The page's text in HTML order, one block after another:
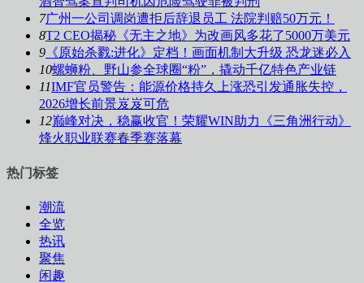
7广州一公司调岗遭拒后辞退员工 法院判赔50万元！
8T2 CEO揭秘《无主之地》为改画风多花了5000万美元
9 《原始杀戮:进化》定档！画面机制大升级 恐龙迷必入
10螺蛳粉、野山参全球圈“粉”，撬动千亿特色产业链
11IMF官员警告：能源价格持久上涨恐引发通胀失控，
2026增长前景岌岌可危
12巅峰对决，稳赢收官！荣耀WIN助力《三角洲行动》
烽火职业联赛春季赛落幕
热门标签
潮流
全览
热讯
聚焦
闲趣